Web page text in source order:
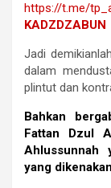
https://t.me/
KADZDZABUN
Jadi
dalam
plintut dan
Bahkan
Fattan Dzul
Ahlussunnah
yang